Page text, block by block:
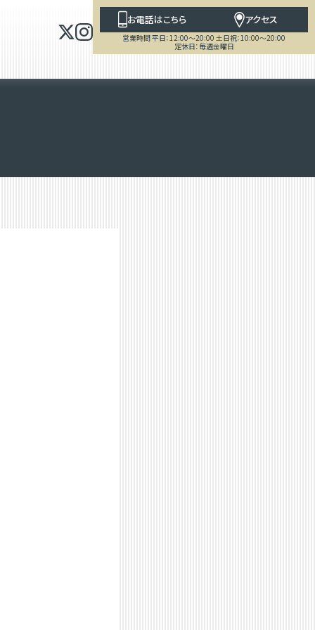
お電話はこちら アクセス
営業時間 平日：12:00～20:00 土日祝：10:00～20:00
定休日：毎週金曜日